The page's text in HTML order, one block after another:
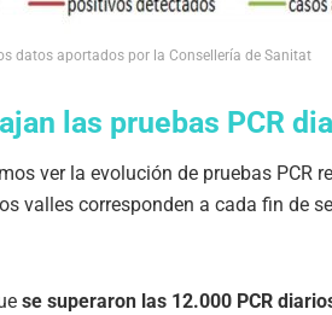
datos aportados por la Consellería de Sanitat
las pruebas PCR
ver la evolución de pruebas PCR
valles corresponden a cada fin de
se superaron las 12.000 PCR